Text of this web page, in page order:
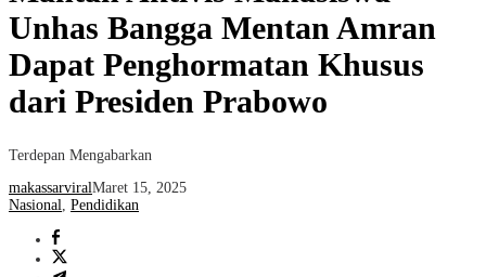
Unhas Bangga Mentan Amran
Dapat Penghormatan Khusus
dari Presiden Prabowo
Terdepan Mengabarkan
makassarviralMaret 15, 2025
Nasional, Pendidikan